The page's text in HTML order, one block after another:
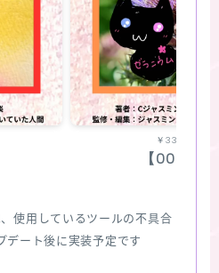
￥330
【002】
使用しているツールの不具合
デート後に実装予定です